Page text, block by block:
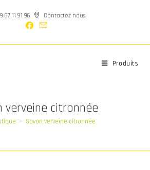
67 11 91 96 Contactez nous
Produits
verveine citronnée
> Savon verveine citronnée